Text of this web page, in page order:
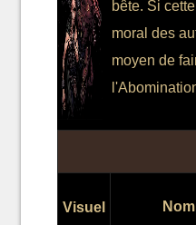
bête. Si
moral des
moyen de
Visuel Nom